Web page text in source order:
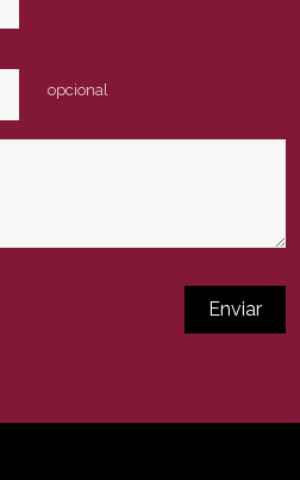
opcional